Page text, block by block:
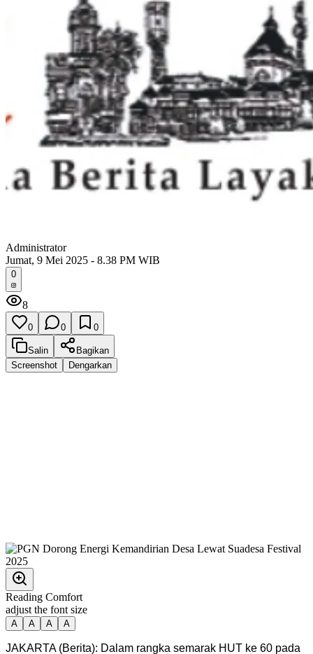
Administrator
Jumat, 9 Mei 2025 - 8.38 PM WIB
0
8
0 0 0
Salin
Bagikan
Screenshot
Dengarkan
Reading Comfort
adjust the font size
A A A A
JAKARTA (Berita): Dalam rangka semarak HUT ke 60 pada